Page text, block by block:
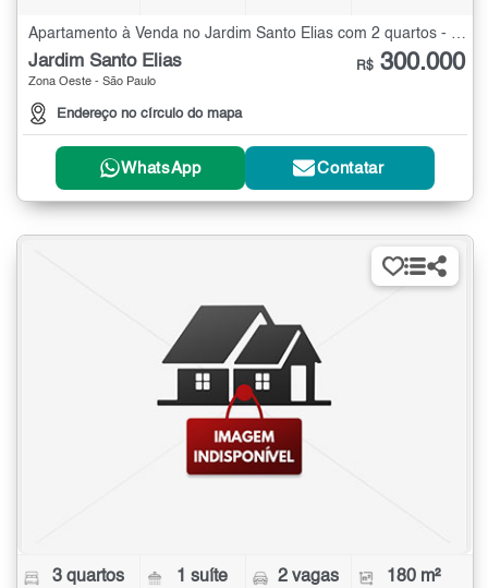
Apartamento à Venda no Jardim Santo Elias com 2 quartos - 56 m²
Jardim Santo Elias
Zona Oeste - São Paulo
Endereço no círculo do mapa
R$ 300.000
WhatsApp Contatar
3 quartos 1 suíte 2 vagas 180 m²